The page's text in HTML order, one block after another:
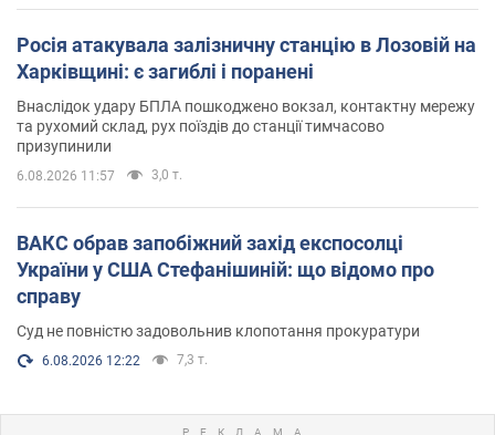
Росія атакувала залізничну станцію в Лозовій на
Харківщині: є загиблі і поранені
Внаслідок удару БПЛА пошкоджено вокзал, контактну мережу
та рухомий склад, рух поїздів до станції тимчасово
призупинили
6.08.2026 11:57 3,0 т.
ВАКС обрав запобіжний захід експосолці
України у США Стефанішиній: що відомо про
справу
Суд не повністю задовольнив клопотання прокуратури
6.08.2026 12:22 7,3 т.